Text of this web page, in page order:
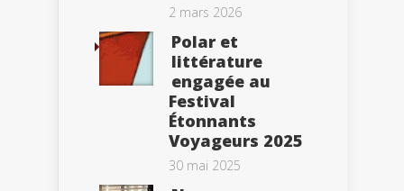
2 mars 2026
Polar et
littérature
engagée au
Festival
Étonnants
Voyageurs 2025
30 mai 2025